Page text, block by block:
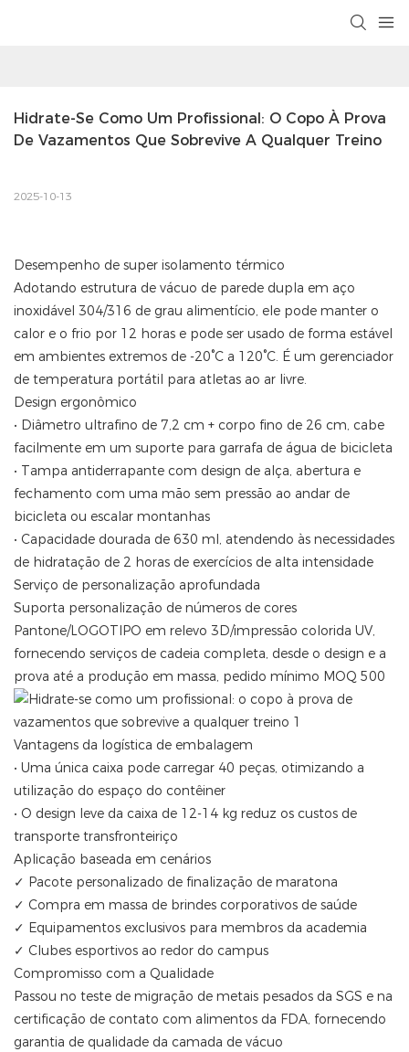
Hidrate-Se Como Um Profissional: O Copo À Prova
De Vazamentos Que Sobrevive A Qualquer Treino
2025-10-13
Desempenho de super isolamento térmico
Adotando estrutura de vácuo de parede dupla em aço
inoxidável 304/316 de grau alimentício, ele pode manter o
calor e o frio por 12 horas e pode ser usado de forma estável
em ambientes extremos de -20°C a 120°C. É um gerenciador
de temperatura portátil para atletas ao ar livre.
Design ergonômico
• Diâmetro ultrafino de 7,2 cm + corpo fino de 26 cm, cabe
facilmente em um suporte para garrafa de água de bicicleta
• Tampa antiderrapante com design de alça, abertura e
fechamento com uma mão sem pressão ao andar de
bicicleta ou escalar montanhas
• Capacidade dourada de 630 ml, atendendo às necessidades
de hidratação de 2 horas de exercícios de alta intensidade
Serviço de personalização aprofundada
Suporta personalização de números de cores
Pantone/LOGOTIPO em relevo 3D/impressão colorida UV,
fornecendo serviços de cadeia completa, desde o design e a
prova até a produção em massa, pedido mínimo MOQ 500
Vantagens da logística de embalagem
• Uma única caixa pode carregar 40 peças, otimizando a
utilização do espaço do contêiner
• O design leve da caixa de 12-14 kg reduz os custos de
transporte transfronteiriço
Aplicação baseada em cenários
✓ Pacote personalizado de finalização de maratona
✓ Compra em massa de brindes corporativos de saúde
✓ Equipamentos exclusivos para membros da academia
✓ Clubes esportivos ao redor do campus
Compromisso com a Qualidade
Passou no teste de migração de metais pesados ​​da SGS e na
certificação de contato com alimentos da FDA, fornecendo
garantia de qualidade da camada de vácuo